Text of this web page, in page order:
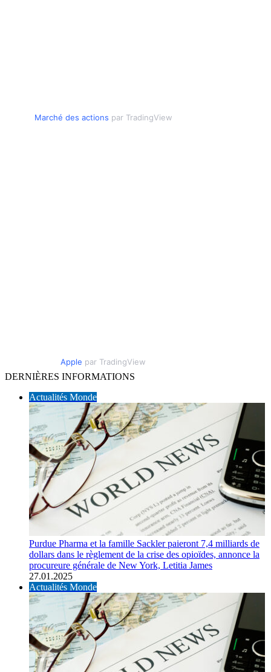
Marché des actions par TradingView
Apple par TradingView
DERNIÈRES INFORMATIONS
Actualités Monde
Purdue Pharma et la famille Sackler paieront 7,4 milliards de
dollars dans le règlement de la crise des opioïdes, annonce la
procureure générale de New York, Letitia James
27.01.2025
Actualités Monde